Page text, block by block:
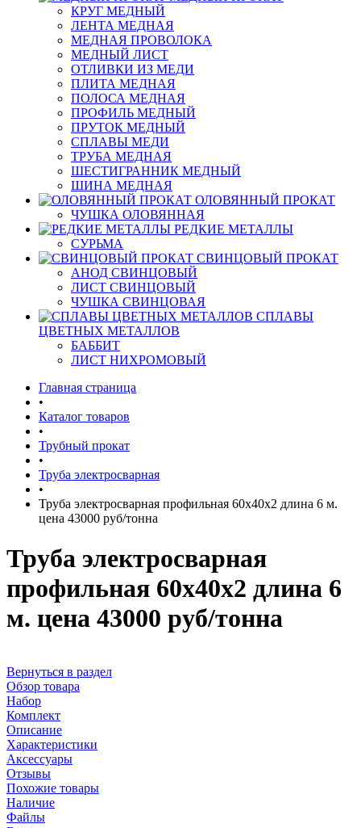
КРУГ МЕДНЫЙ
ЛЕНТА МЕДНАЯ
МЕДНАЯ ПРОВОЛОКА
МЕДНЫЙ ЛИСТ
ОТЛИВКИ ИЗ МЕДИ
ПЛИТА МЕДНАЯ
ПОЛОСА МЕДНАЯ
ПРОФИЛЬ МЕДНЫЙ
ПРУТОК МЕДНЫЙ
СПЛАВЫ МЕДИ
ТРУБА МЕДНАЯ
ШЕСТИГРАННИК МЕДНЫЙ
ШИНА МЕДНАЯ
ОЛОВЯННЫЙ ПРОКАТ
ЧУШКА ОЛОВЯННАЯ
РЕДКИЕ МЕТАЛЛЫ
СУРЬМА
СВИНЦОВЫЙ ПРОКАТ
АНОД СВИНЦОВЫЙ
ЛИСТ СВИНЦОВЫЙ
ЧУШКА СВИНЦОВАЯ
СПЛАВЫ
ЦВЕТНЫХ МЕТАЛЛОВ
БАББИТ
ЛИСТ НИХРОМОВЫЙ
Главная страница
•
Каталог товаров
•
Трубный прокат
•
Труба электросварная
•
Труба электросварная профильная 60x40x2 длина 6 м.
цена 43000 руб/тонна
Труба электросварная
профильная 60x40x2 длина 6
м. цена 43000 руб/тонна
Вернуться в раздел
Обзор товара
Набор
Комплект
Описание
Характеристики
Аксессуары
Отзывы
Похожие товары
Наличие
Файлы